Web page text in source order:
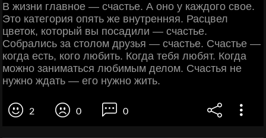
В жизни главное — счастье. А оно у каждого свое.
Это категория опять же внутренняя. Расцвел
цветок, который вы посадили — счастье.
Собрались за столом друзья — счастье. Счастье —
когда есть, кого любить. Когда тебя любят. Когда
можно заниматься любимым делом. Счастья не
нужно ждать — его нужно жить.
2 0 0